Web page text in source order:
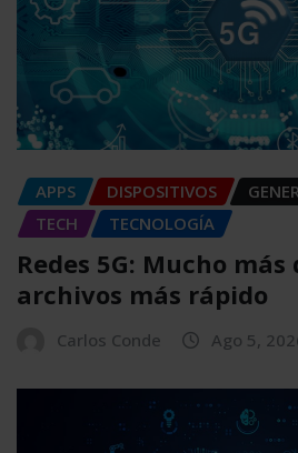
APPS DISPOSITIVOS
TECH
TECNOLOGÍA
Redes 5G: Mucho
archivos más rápido
Carlos Conde Ago 5,